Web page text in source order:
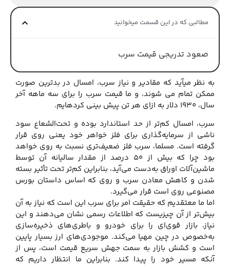
مطالبی که در این قسمت میخوانید
صعود تدریجی قیمت سرب
به نظر می‎آید که مقادیر و نیاز سرب، امسال در بدترین صورت
ممکن تمام می شوند، و ما قیمت سرب را برای سه ماهه آخر
سال، 1930 دلار به ازای هر تن پیش بینی کرده‎ایم.
سرب، امسال کم‌تر از حد استاندارد بوده و تحت‌الشعاع سود
ناشی از سرمایه‌گذاری برای فلز خواهر خود یعنی روی قرار
گرفته است. مسلما، سرب فلز ضعیف‌تری نسبت به روی خواهد
بود چرا که بیش‌ از 50 درصد از مقدار سالیانه آن توسط
ماشین‌آلات اوراق به‌دست می‌آید، بنابراین کم‌تر تحت تأثیر بسته
شدن و کاهش معادن سرب و روی که اساس داستان بورس
مصنوعی روی است قرار می‌گیرد.
اما ما معتقدیم که حقیقت امر برای سرب این است که نیاز به آن
بیش‌تر از آن چیزیست که اطلاعات رسمی نشان می‌دهند و این
نیاز، بازار قوی‌ای را برای خودرو و باطری‌های ذخیره‌سازی
به‌خصوص در چین مهیا می‌کند. موجودی‌های ارز بسیار پایین
است و کشش بازار به سمت جهش سریع قیمت است، پس از
آنکه مسیر خود را پیدا کند. بنابراین ما انتظار داریم که